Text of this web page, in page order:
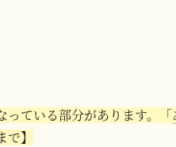
っている部分があります。「
】